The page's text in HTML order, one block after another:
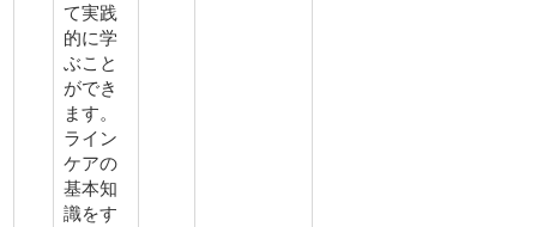
て実践
的に学
ぶこと
ができ
ます。
ライン
ケアの
基本知
識をす